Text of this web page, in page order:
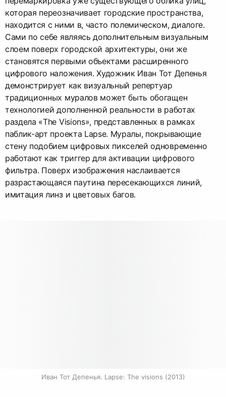
которая переозначивает городские пространства,
находится с ними в, часто полемическом, диалоге.
Сами по себе являясь дополнительным визуальным
слоем поверх городской архитектуры, они же
становятся первыми объектами расширенного
цифрового наложения. Художник Иван Тот Депенья
демонстрирует как визуальный репертуар
традиционных муралов может быть обогащен
технологией дополненной реальности в работах
раздела «The Visions», представленных в рамках
паблик-арт проекта Lapse. Муралы, покрывающие
стену подобием цифровых пикселей одновременно
работают как триггер для активации цифрового
фильтра. Поверх изображения наслаивается
разрастающаяся паутина пересекающихся линий,
имитация линз и цветовых багов.
Иван Тот Депенья. Lapse: The visions (2013)